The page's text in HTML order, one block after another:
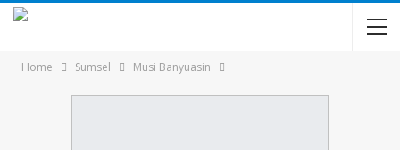
Home Sumsel Musi Banyuasin